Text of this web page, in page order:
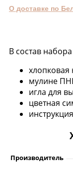
О доставке по
В состав
хлопковая
мулине
игла для
цветная
инструкция
Производитель